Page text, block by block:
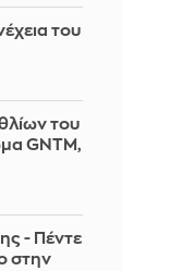
του
του
GNTM,
- Πέντε
στην